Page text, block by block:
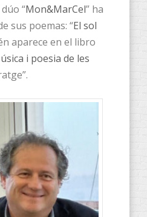
“Mon&MarCel” ha
sus poemas: “El sol
aparece en el libro
i poesia de les